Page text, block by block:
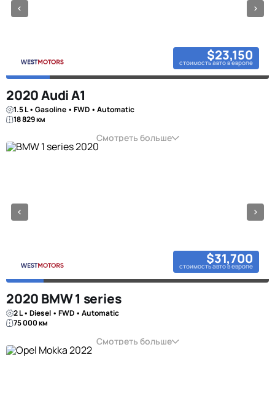
$23,150
стоимость авто в европе
2020 Audi A1
1.5 L • Gasoline • FWD • Automatic
18 829 км
Смотреть больше
$31,700
стоимость авто в европе
2020 BMW 1 series
2 L • Diesel • FWD • Automatic
75 000 км
Смотреть больше